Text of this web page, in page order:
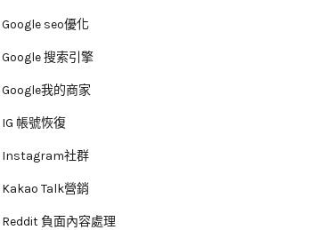
Google seo優化
Google 搜索引擎
Google我的商家
IG 帳號恢復
Instagram社群
Kakao Talk營銷
Reddit 負面內容處理